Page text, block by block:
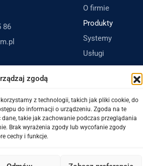
zgodą
z technologii, takich jak pliki cookie, do
do informacji o urządzeniu. Zgoda na te
takie jak zachowanie podczas przeglądania
Brak wyrażenia zgody lub wycofanie zgody
cechy i funkcje.
86
O firmie
Produkty
Systemy
Usługi